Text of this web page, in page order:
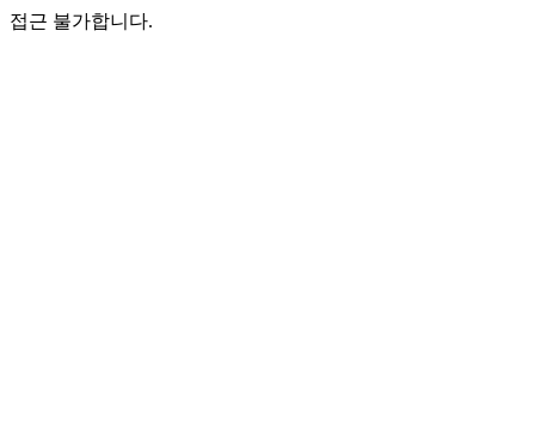
접근 불가합니다.